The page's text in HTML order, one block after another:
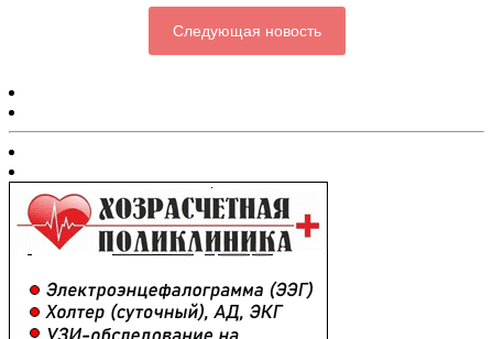
Следующая новость